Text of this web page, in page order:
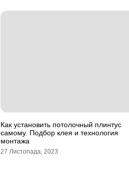
Как установить потолочный плинтус
самому. Подбор клея и технология
монтажа
27 Листопада, 2023